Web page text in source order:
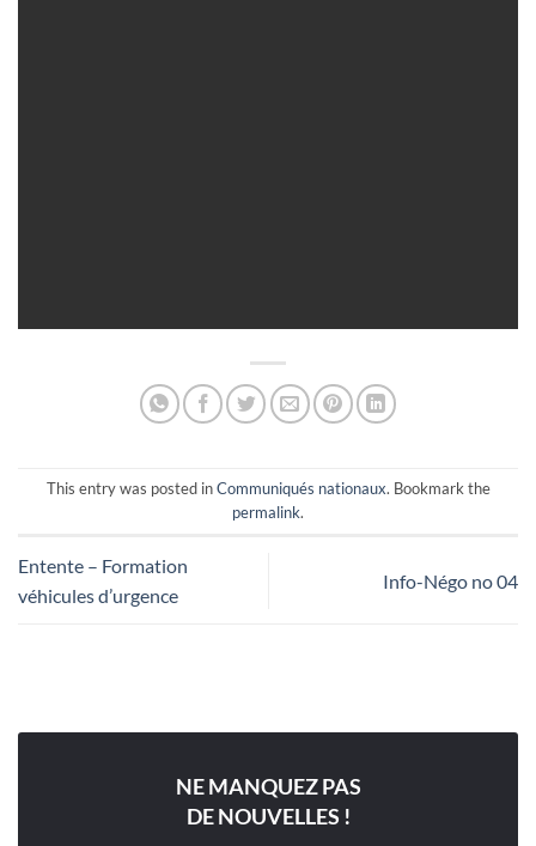
This entry was posted inCommuniqués nationaux. Bookmark the
permalink.
Entente – Formation
véhicules d’urgence
Info-Négo no 04
NE MANQUEZ PAS
DE NOUVELLES !